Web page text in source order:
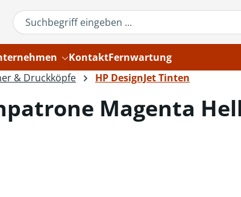
KontaktFernwartung
& Druckköpfe HP DesignJet Tinten
Magenta